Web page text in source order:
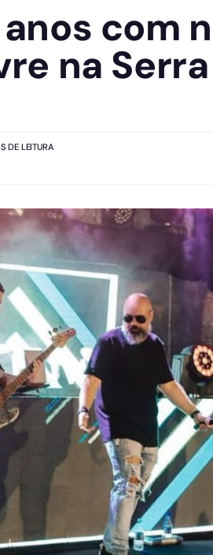
com
na Serra
DE LEITURA